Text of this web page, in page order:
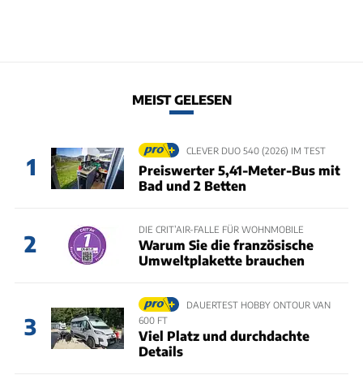
MEIST GELESEN
1
CLEVER DUO 540 (2026) IM TEST
Preiswerter 5,41-Meter-Bus mit
Bad und 2 Betten
2
DIE CRIT’AIR-FALLE FÜR WOHNMOBILE
Warum Sie die französische
Umweltplakette brauchen
3
DAUERTEST HOBBY ONTOUR VAN
600 FT
Viel Platz und durchdachte
Details